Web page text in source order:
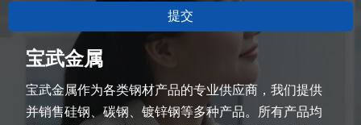
提交
宝武金属
宝武金属作为各类钢材产品的专业供应商，我们提供
并销售硅钢、碳钢、镀锌钢等多种产品。所有产品均